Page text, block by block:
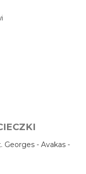
Georges - Avakas -